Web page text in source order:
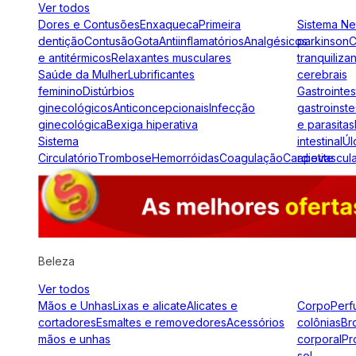
Ver todos
Dores e ContusõesEnxaquecaPrimeira
dentiçãoContusãoGotaAntiinflamatóriosAnalgésicos
e antitérmicosRelaxantes musculares
Saúde da MulherLubrificantes
femininoDistúrbios
ginecológicosAnticoncepcionaisInfecção
ginecológicaBexiga hiperativa
Sistema
CirculatórioTromboseHemorróidasCoagulação
Sistema
parkinson
cerebrais
e parasitas
intestinal
apetite
Beleza
Ver todos
Mãos e UnhasLixas e alicateAlicates e
cortadoresEsmaltes e removedoresAcessórios
mãos e unhas
Corpo
colônias
corporal